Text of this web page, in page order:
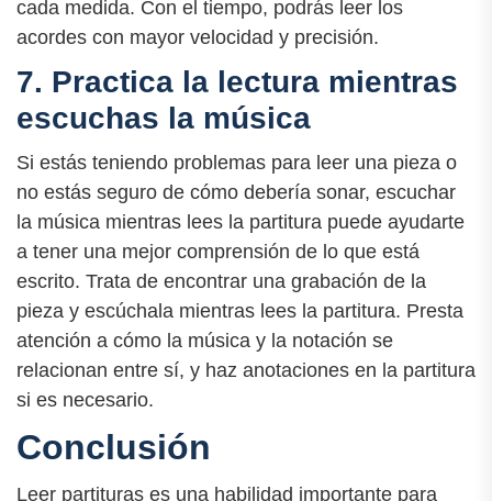
cada medida. Con el tiempo, podrás leer los
acordes con mayor velocidad y precisión.
7. Practica la lectura mientras
escuchas la música
Si estás teniendo problemas para leer una pieza o
no estás seguro de cómo debería sonar, escuchar
la música mientras lees la partitura puede ayudarte
a tener una mejor comprensión de lo que está
escrito. Trata de encontrar una grabación de la
pieza y escúchala mientras lees la partitura. Presta
atención a cómo la música y la notación se
relacionan entre sí, y haz anotaciones en la partitura
si es necesario.
Conclusión
Leer partituras es una habilidad importante para